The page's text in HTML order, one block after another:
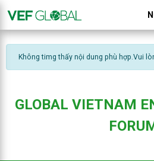
Không timg thấy nội dung phù hợp.Vui
GLOBAL VIETNAM